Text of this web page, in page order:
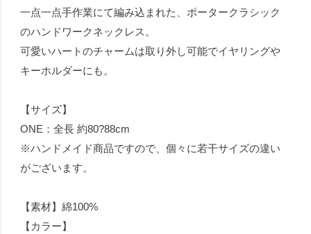
一点一点手作業にて編み込まれた、ポータークラシック
のハンドワークネックレス。
可愛いハートのチャームは取り外し可能でイヤリングや
キーホルダーにも。
【サイズ】
ONE：全長 約80?88cm
※ハンドメイド商品ですので、個々に若干サイズの違い
がございます。
【素材】綿100%
【カラー】